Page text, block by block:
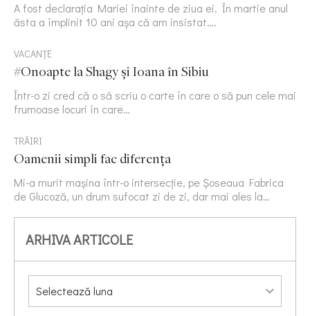
A fost declarația Mariei înainte de ziua ei. În martie anul
ăsta a împlinit 10 ani așa că am insistat….
VACANȚE
#Onoapte la Shagy și Ioana în Sibiu
Într-o zi cred că o să scriu o carte în care o să pun cele mai
frumoase locuri în care…
TRĂIRI
Oamenii simpli fac diferența
Mi-a murit mașina într-o intersecție, pe Șoseaua Fabrica
de Glucoză, un drum sufocat zi de zi, dar mai ales la…
ARHIVA ARTICOLE